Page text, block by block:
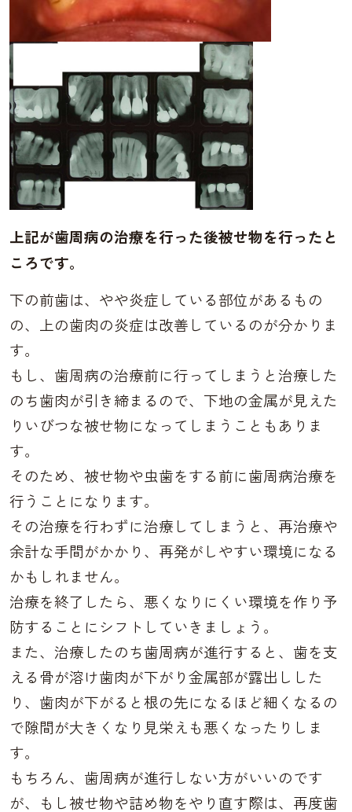
上記が歯周病の治療を行った後被せ物を行ったと
ころです。
下の前歯は、やや炎症している部位があるもの
の、上の歯肉の炎症は改善しているのが分かりま
す。
もし、歯周病の治療前に行ってしまうと治療した
のち歯肉が引き締まるので、下地の金属が見えた
りいびつな被せ物になってしまうこともありま
す。
そのため、被せ物や虫歯をする前に歯周病治療を
行うことになります。
その治療を行わずに治療してしまうと、再治療や
余計な手間がかかり、再発がしやすい環境になる
かもしれません。
治療を終了したら、悪くなりにくい環境を作り予
防することにシフトしていきましょう。
また、治療したのち歯周病が進行すると、歯を支
える骨が溶け歯肉が下がり金属部が露出しした
り、歯肉が下がると根の先になるほど細くなるの
で隙間が大きくなり見栄えも悪くなったりしま
す。
もちろん、歯周病が進行しない方がいいのです
が、もし被せ物や詰め物をやり直す際は、再度歯